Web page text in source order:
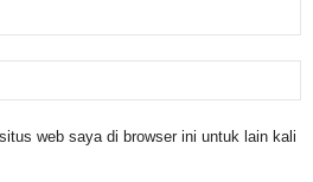
web saya di browser ini untuk lain kali